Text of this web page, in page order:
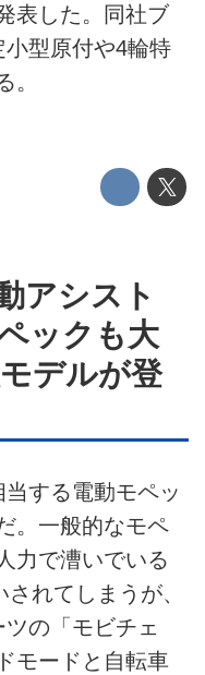
ー
表した。同社ブ
型原付や4輪特
。
アシスト
ックも大
デルが登
当する電動モペッ
。一般的なモペ
力で漕いでいる
れてしまうが、
ツの「モビチェ
モードと自転車